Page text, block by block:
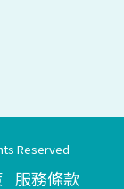
Reserved
服務條款